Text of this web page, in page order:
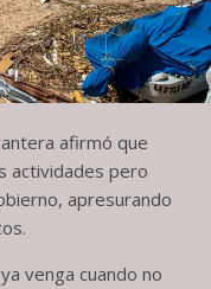
afirmó que
actividades pero
apresurando
venga cuando no